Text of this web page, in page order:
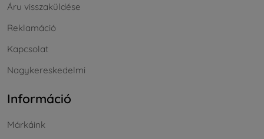
Áru visszaküldése
Reklamáció
Kapcsolat
Nagykereskedelmi
Információ
Márkáink